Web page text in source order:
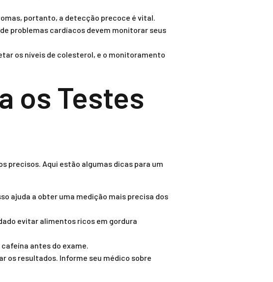
portanto, a detecção precoce é vital.
problemas cardíacos devem monitorar seus
os níveis de colesterol, e o monitoramento
os Testes
precisos. Aqui estão algumas dicas para um
ajuda a obter uma medição mais precisa dos
evitar alimentos ricos em gordura
antes do exame.
os resultados. Informe seu médico sobre